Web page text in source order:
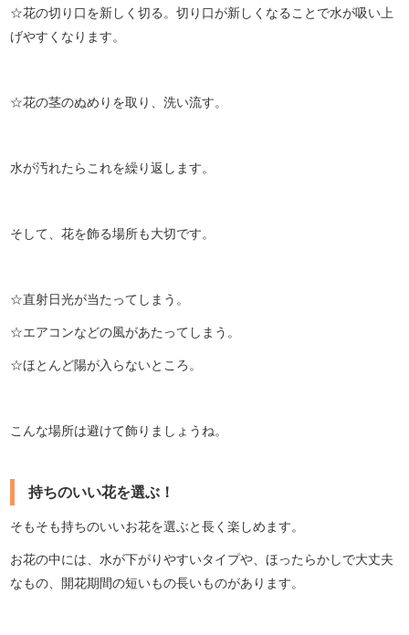
☆花の切り口を新しく切る。切り口が新しくなることで水が吸い上
げやすくなります。
☆花の茎のぬめりを取り、洗い流す。
水が汚れたらこれを繰り返します。
そして、花を飾る場所も大切です。
☆直射日光が当たってしまう。
☆エアコンなどの風があたってしまう。
☆ほとんど陽が入らないところ。
こんな場所は避けて飾りましょうね。
持ちのいい花を選ぶ！
そもそも持ちのいいお花を選ぶと長く楽しめます。
お花の中には、水が下がりやすいタイプや、ほったらかしで大丈夫
なもの、開花期間の短いもの長いものがあります。